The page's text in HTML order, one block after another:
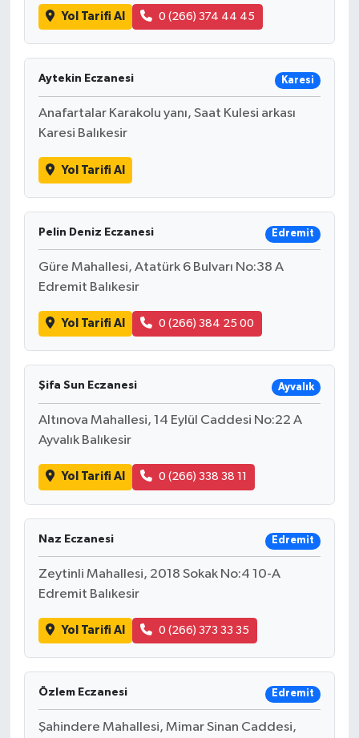
Yol Tarifi Al 0 (266) 374 44 45
Aytekin Eczanesi Karesi
Anafartalar Karakolu yanı, Saat Kulesi arkası
Karesi Balıkesir
Yol Tarifi Al
Pelin Deniz Eczanesi Edremit
Güre Mahallesi, Atatürk 6 Bulvarı No:38 A
Edremit Balıkesir
Yol Tarifi Al 0 (266) 384 25 00
Şifa Sun Eczanesi Ayvalık
Altınova Mahallesi, 14 Eylül Caddesi No:22 A
Ayvalık Balıkesir
Yol Tarifi Al 0 (266) 338 38 11
Naz Eczanesi Edremit
Zeytinli Mahallesi, 2018 Sokak No:4 10-A
Edremit Balıkesir
Yol Tarifi Al 0 (266) 373 33 35
Özlem Eczanesi Edremit
Şahindere Mahallesi, Mimar Sinan Caddesi,
YARIŞMALAR
TANITIM